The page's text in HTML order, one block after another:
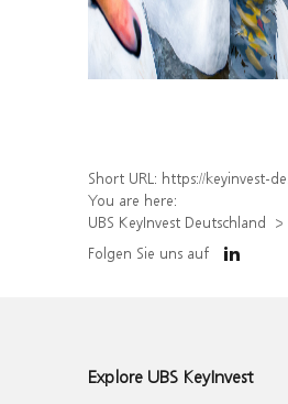
Short URL: https://keyinvest-de.ubs.com/produkt/
You are here:
UBS KeyInvest Deutschland
Folgen Sie uns auf
Explore UBS KeyInvest